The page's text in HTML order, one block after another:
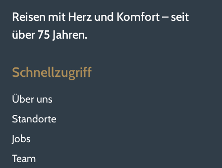
Reisen mit Herz und Komfort – seit
über 75 Jahren.
Schnellzugriff
Über uns
Standorte
Jobs
Team